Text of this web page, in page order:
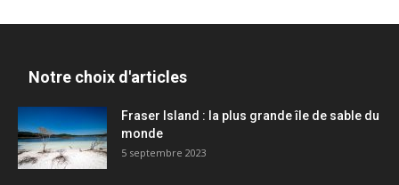
Notre choix d'articles
Fraser Island : la plus grande île de sable du
monde
5 septembre 2023